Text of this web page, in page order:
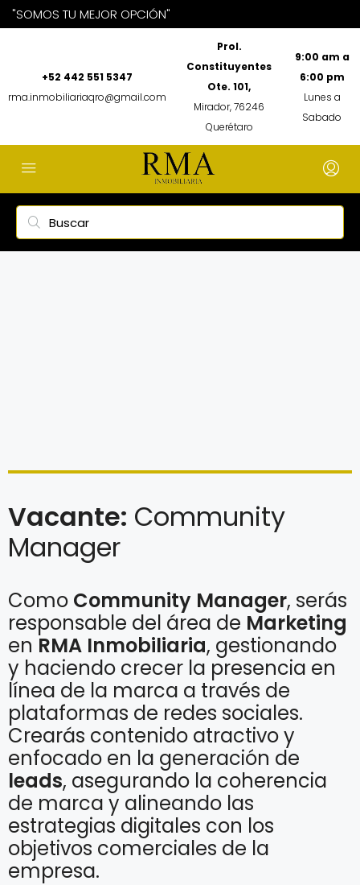
"SOMOS TU MEJOR OPCIÓN"
+52 442 551 5347
rma.inmobiliariaqro@gmail.com
Prol.
Constituyentes
Ote. 101,
Mirador, 76246
Querétaro
9:00 am a
6:00 pm
Lunes a
Sabado
Vacante: Community
Manager
Como Community Manager, serás
responsable del área de Marketing
en RMA Inmobiliaria, gestionando
y haciendo crecer la presencia en
línea de la marca a través de
plataformas de redes sociales.
Crearás contenido atractivo y
enfocado en la generación de
leads, asegurando la coherencia
de marca y alineando las
estrategias digitales con los
objetivos comerciales de la
empresa.